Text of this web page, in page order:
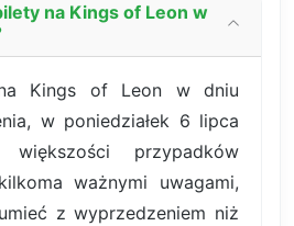
na Kings of Leon w
Kings of Leon w dniu
w poniedziałek 6 lipca
przypadków
ważnymi uwagami,
z wyprzedzeniem niż